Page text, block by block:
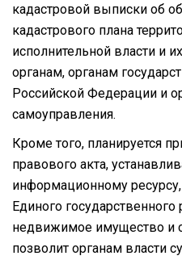
кадастровой выписки об
кадастрового плана
исполнительной власти и
органам, органам
Российской Федерации и
самоуправления.
Кроме того, планируется
правового акта,
информационному
Единого государственного
недвижимое имущество и
позволит органам власти